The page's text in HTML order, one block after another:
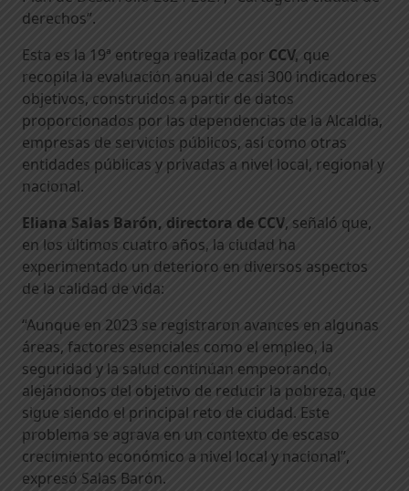
derechos”.
Esta es la 19ª entrega realizada por CCV, que
recopila la evaluación anual de casi 300 indicadores
objetivos, construidos a partir de datos
proporcionados por las dependencias de la Alcaldía,
empresas de servicios públicos, así como otras
entidades públicas y privadas a nivel local, regional y
nacional.
Eliana Salas Barón, directora de CCV, señaló que,
en los últimos cuatro años, la ciudad ha
experimentado un deterioro en diversos aspectos
de la calidad de vida:
“Aunque en 2023 se registraron avances en algunas
áreas, factores esenciales como el empleo, la
seguridad y la salud continúan empeorando,
alejándonos del objetivo de reducir la pobreza, que
sigue siendo el principal reto de ciudad. Este
problema se agrava en un contexto de escaso
crecimiento económico a nivel local y nacional”,
expresó Salas Barón.